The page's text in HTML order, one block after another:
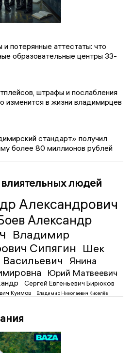
потерянные аттестаты: что
образовательные центры 33-
штрафы и послабления
изменится в жизни владимирцев
стандарт» получил
более 80 миллионов рублей
людей
Александрович
Александр
Владимир
Сипягин Шек
Янина
Юрий Матвеевич
Сергей Евгеньевич Бирюков
Куимов Владимир Николаевич Киселёв